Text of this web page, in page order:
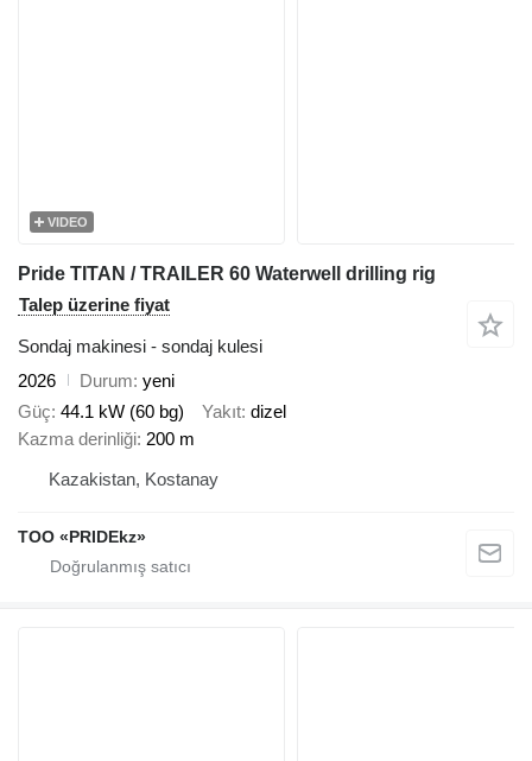
VIDEO
Pride TITAN / TRAILER 60 Waterwell drilling rig
Talep üzerine fiyat
Sondaj makinesi - sondaj kulesi
2026
Durum yeni
Güç 44.1 kW (60 bg) Yakıt dizel
Kazma derinliği 200 m
Kazakistan, Kostanay
TOO «PRIDEkz»